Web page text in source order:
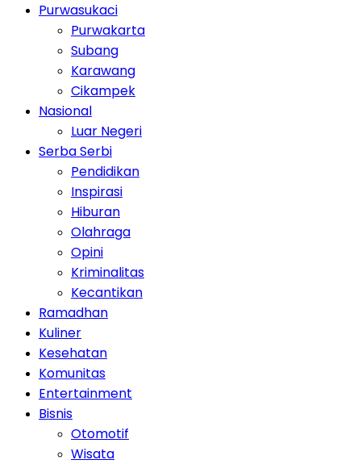
Purwasukaci
Purwakarta
Subang
Karawang
Cikampek
Nasional
Luar Negeri
Serba Serbi
Pendidikan
Inspirasi
Hiburan
Olahraga
Opini
Kriminalitas
Kecantikan
Ramadhan
Kuliner
Kesehatan
Komunitas
Entertainment
Bisnis
Otomotif
Wisata